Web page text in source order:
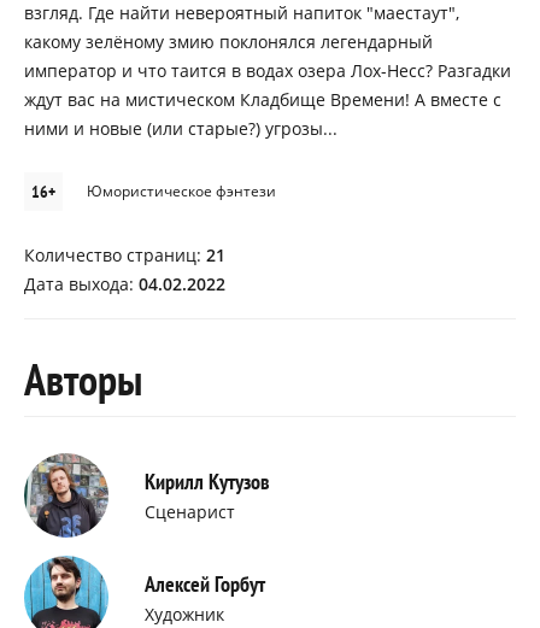
взгляд. Где найти невероятный напиток "маестаут",
какому зелёному змию поклонялся легендарный
император и что таится в водах озера Лох-Несс? Разгадки
ждут вас на мистическом Кладбище Времени! А вместе с
ними и новые (или старые?) угрозы...
16+ Юмористическое фэнтези
Количество страниц: 21
Дата выхода: 04.02.2022
Авторы
Кирилл Кутузов
Сценарист
Алексей Горбут
Художник